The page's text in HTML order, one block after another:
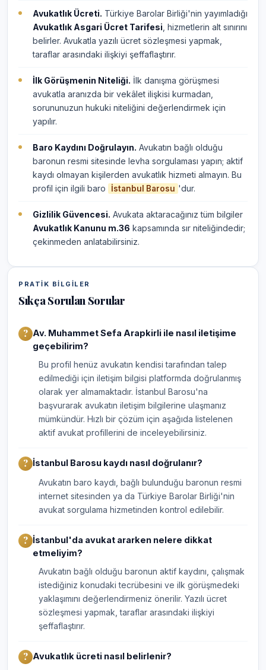
Avukatlık Ücreti. Türkiye Barolar Birliği'nin yayımladığı
Avukatlık Asgari Ücret Tarifesi , hizmetlerin alt sınırını
belirler. Avukatla yazılı ücret sözleşmesi yapmak,
taraflar arasındaki ilişkiyi şeffaflaştırır.
İlk Görüşmenin Niteliği. İlk danışma görüşmesi
avukatla aranızda bir vekâlet ilişkisi kurmadan,
sorununuzun hukuki niteliğini değerlendirmek için
yapılır.
Baro Kaydını Doğrulayın. Avukatın bağlı olduğu
baronun resmi sitesinde levha sorgulaması yapın; aktif
kaydı olmayan kişilerden avukatlık hizmeti almayın. Bu
profil için ilgili baro
İstanbul Barosu 'dur.
Gizlilik Güvencesi. Avukata aktaracağınız tüm bilgiler
Avukatlık Kanunu m.36 kapsamında sır niteliğindedir;
çekinmeden anlatabilirsiniz.
PRATIK BILGILER
Sıkça Sorulan Sorular
Av. Muhammet Sefa Arapkirli ile nasıl iletişime
geçebilirim?
Bu profil henüz avukatın kendisi tarafından talep
edilmediği için iletişim bilgisi platformda doğrulanmış
olarak yer almamaktadır. İstanbul Barosu'na
başvurarak avukatın iletişim bilgilerine ulaşmanız
mümkündür. Hızlı bir çözüm için aşağıda listelenen
aktif avukat profillerini de inceleyebilirsiniz.
İstanbul Barosu kaydı nasıl doğrulanır?
Avukatın baro kaydı, bağlı bulunduğu baronun resmi
internet sitesinden ya da Türkiye Barolar Birliği'nin
avukat sorgulama hizmetinden kontrol edilebilir.
İstanbul'da avukat ararken nelere dikkat
etmeliyim?
Avukatın bağlı olduğu baronun aktif kaydını, çalışmak
istediğiniz konudaki tecrübesini ve ilk görüşmedeki
yaklaşımını değerlendirmeniz önerilir. Yazılı ücret
sözleşmesi yapmak, taraflar arasındaki ilişkiyi
şeffaflaştırır.
Avukatlık ücreti nasıl belirlenir?